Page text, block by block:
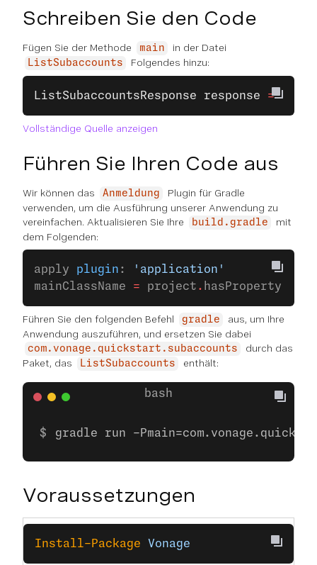
Schreiben Sie den Code
Fügen Sie der Methode main in der Datei
ListSubaccounts Folgendes hinzu:
ListSubaccountsResponse response =
Vollständige Quelle anzeigen
Führen Sie Ihren Code aus
Wir können das Anmeldung
Plugin für Gradle
verwenden, um die Ausführung unserer Anwendung zu
vereinfachen. Aktualisieren Sie Ihre
build.gradle
mit
dem Folgenden:
apply plugin :
'application'
mainClassName = project . hasProperty(
Führen Sie den folgenden Befehl gradle
aus, um Ihre
Anwendung auszuführen, und ersetzen Sie dabei
com.vonage.quickstart.subaccounts
durch das
Paket, das
ListSubaccounts enthält:
gradle run -
Voraussetzungen
Install-Package Vonage